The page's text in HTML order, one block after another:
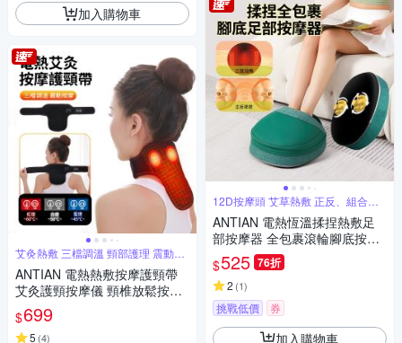
加入購物車
艾灸熱敷 三檔調溫 頸部護理 震動按
摩
ANTIAN 電熱熱敷按摩護頸帶
艾灸護頸按摩儀 頸椎放鬆按摩
器 護脖保暖神器
$699
5 (4)
12D按摩頭 艾草熱敷 正反、組合按
ANTIAN 電熱恆溫揉捏熱敷足
部按摩器 全包裹滾輪腳底按摩
機 腳踝保暖按摩放鬆器 暖腳器
暖足器
$525 76折
2 (1)
挑戰低價 券
加入購物車